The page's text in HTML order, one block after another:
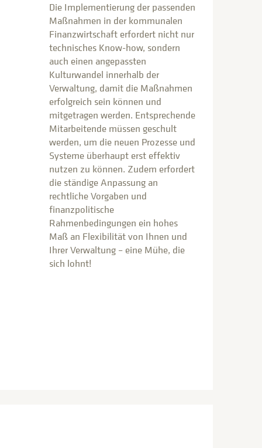
Die Implementierung der passenden
Maßnahmen in der kommunalen
Finanzwirtschaft erfordert nicht nur
technisches Know-how, sondern
auch einen angepassten
Kulturwandel innerhalb der
Verwaltung, damit die Maßnahmen
erfolgreich sein können und
mitgetragen werden. Entsprechende
Mitarbeitende müssen geschult
werden, um die neuen Prozesse und
Systeme überhaupt erst effektiv
nutzen zu können. Zudem erfordert
die ständige Anpassung an
rechtliche Vorgaben und
finanzpolitische
Rahmenbedingungen ein hohes
Maß an Flexibilität von Ihnen und
Ihrer Verwaltung – eine Mühe, die
sich lohnt!